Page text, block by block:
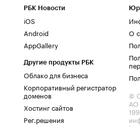
РБК Новости
iOS
Android
AppGallery
Другие продукты РБК
Облако для бизнеса
Корпоративный регистратор
доменов
Хостинг сайтов
Рег.решения
О
©
АО